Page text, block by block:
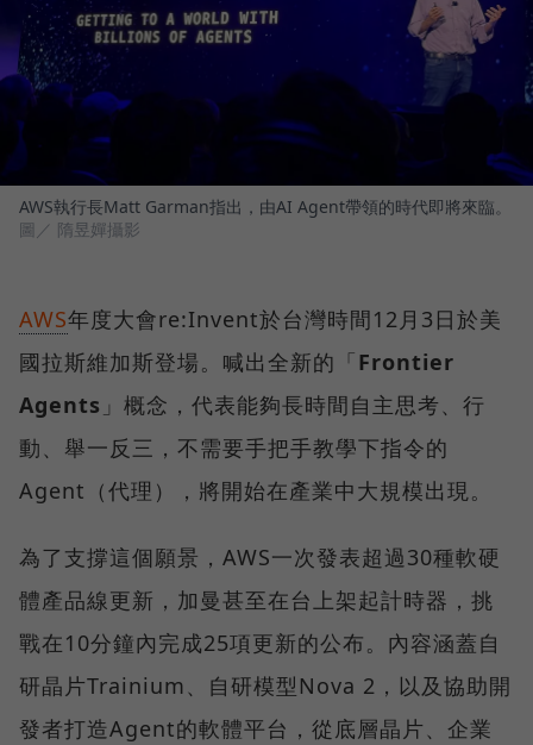
AWS執行長Matt Garman指出，由AI Agent帶領的時代即將來臨。
圖／ 隋昱嬋攝影
AWS年度大會re:Invent於台灣時間12月3日於美
國拉斯維加斯登場。喊出全新的「Frontier
Agents 」概念，代表能夠長時間自主思考、行
動、舉一反三，不需要手把手教學下指令的
Agent（代理），將開始在產業中大規模出現。
為了支撐這個願景，AWS一次發表超過30種軟硬
體產品線更新，加曼甚至在台上架起計時器，挑
戰在10分鐘內完成25項更新的公布。內容涵蓋自
研晶片Trainium、自研模型Nova 2，以及協助開
發者打造Agent的軟體平台，從底層晶片、企業